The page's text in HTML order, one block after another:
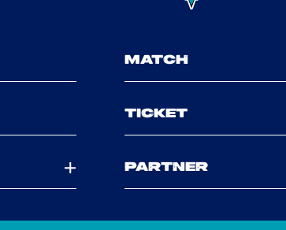
MATCH
TICKET
PARTNER